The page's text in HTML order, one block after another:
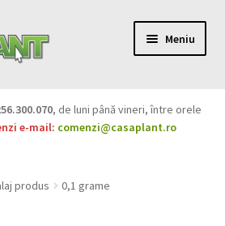
Meniu
, de luni până vineri, între orele
e-mail: comenzi@casaplant.ro
produs 0,1 grame